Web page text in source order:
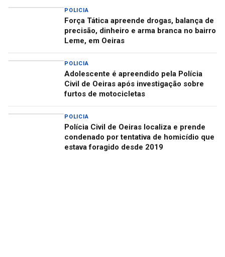
POLICIA
Força Tática apreende drogas, balança de
precisão, dinheiro e arma branca no bairro
Leme, em Oeiras
POLICIA
Adolescente é apreendido pela Polícia
Civil de Oeiras após investigação sobre
furtos de motocicletas
POLICIA
Polícia Civil de Oeiras localiza e prende
condenado por tentativa de homicídio que
estava foragido desde 2019